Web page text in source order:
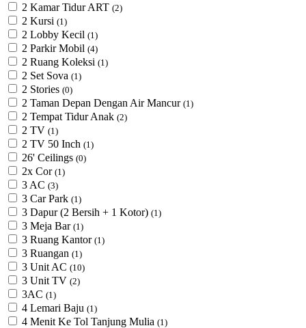
2 Kamar Tidur ART (2)
2 Kursi (1)
2 Lobby Kecil (1)
2 Parkir Mobil (4)
2 Ruang Koleksi (1)
2 Set Sova (1)
2 Stories (0)
2 Taman Depan Dengan Air Mancur (1)
2 Tempat Tidur Anak (2)
2 TV (1)
2 TV 50 Inch (1)
26' Ceilings (0)
2x Cor (1)
3 AC (3)
3 Car Park (1)
3 Dapur (2 Bersih + 1 Kotor) (1)
3 Meja Bar (1)
3 Ruang Kantor (1)
3 Ruangan (1)
3 Unit AC (10)
3 Unit TV (2)
3AC (1)
4 Lemari Baju (1)
4 Menit Ke Tol Tanjung Mulia (1)